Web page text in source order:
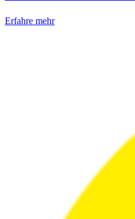
Erfahre mehr